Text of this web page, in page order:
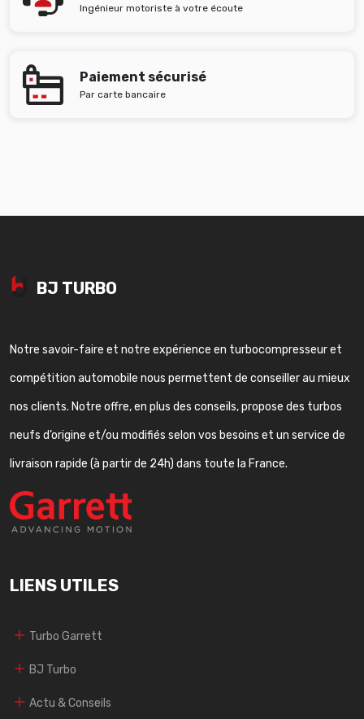
Ingénieur motoriste à votre écoute
Paiement sécurisé
Par carte bancaire
BJ TURBO
Notre savoir-faire et notre expérience en turbocompresseur et
compétition automobile nous permettent de conseiller au mieux
nos clients. Notre offre, en plus des conseils, propose des turbos
neufs d’origine et/ou modifiés selon vos besoins et un service de
livraison rapide (à partir de 24h) dans toute la France.
LIENS UTILES
Turbo Garrett
BJ Turbo
Actu & Conseils